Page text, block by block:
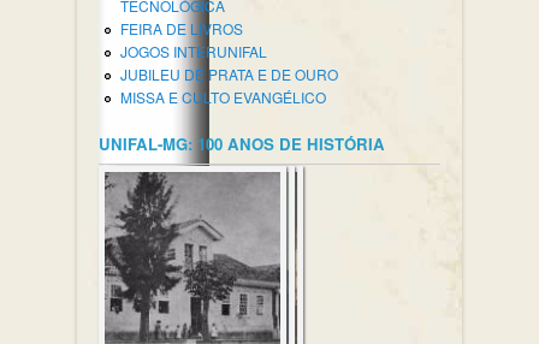
TECNOLÓGICA
FEIRA DE LIVROS
JOGOS INTERUNIFAL
JUBILEU DE PRATA E DE OURO
MISSA E CULTO EVANGÉLICO
UNIFAL-MG: 100 ANOS DE HISTÓRIA